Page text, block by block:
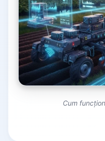
Cum